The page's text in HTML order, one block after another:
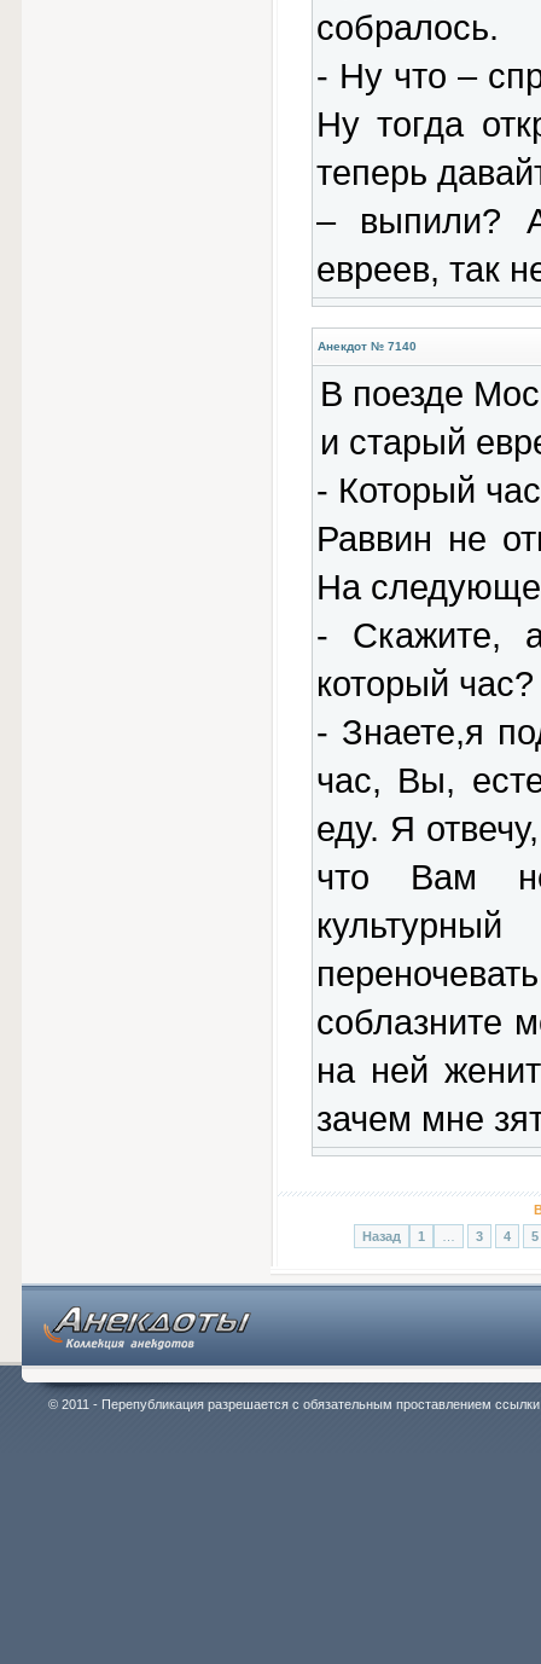
собралось.
- Hу что –
Hу тогда
теперь
– выпили?
евреев, так
Анекдот № 7140
В поезде
и старый
- Который
Раввин не
Hа
- Скажите,
который час?
- Знаете,я
час, Вы,
еду. Я
что Вам
соблазните
на ней
зачем мне
Назад
1 3 4 5
© 2011 - Перепубликация разрешается с обязательным проставлением